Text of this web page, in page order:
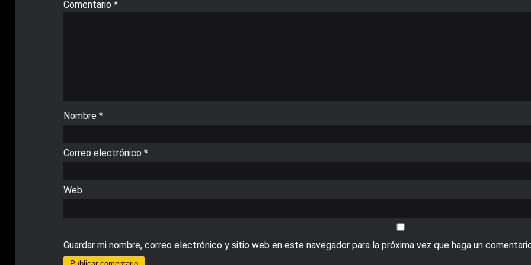
Comentario *
Nombre *
Correo electrónico *
Web
Guardar mi nombre, correo electrónico y sitio web en este navegador para la próxima vez que haga un